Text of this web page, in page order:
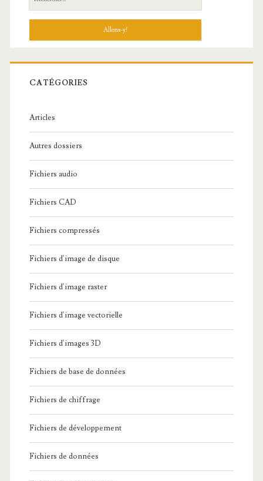
e
h
r
c
:
CATÉGORIES
Articles
Autres dossiers
Fichiers audio
Fichiers CAD
Fichiers compressés
Fichiers d'image de disque
Fichiers d'image raster
Fichiers d'image vectorielle
Fichiers d'images 3D
Fichiers de base de données
Fichiers de chiffrage
Fichiers de développement
Fichiers de données